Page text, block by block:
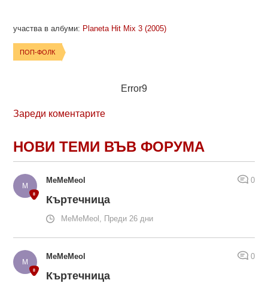
участва в албуми: Planeta Hit Mix 3 (2005)
ПОП-ФОЛК
Error9
Зареди коментарите
НОВИ ТЕМИ ВЪВ ФОРУМА
MeMeMeol 0
Къртечница
MeMeMeol, Преди 26 дни
MeMeMeol 0
Къртечница